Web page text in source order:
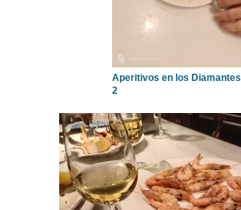
Aperitivos en los Diamantes
2